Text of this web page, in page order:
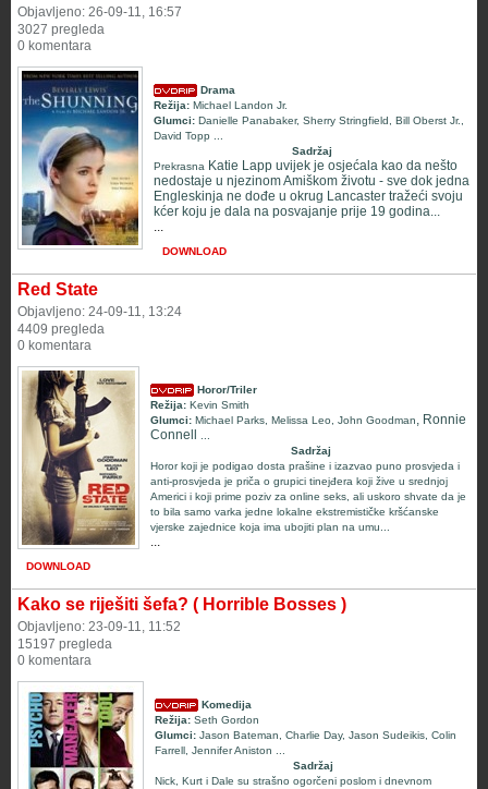
Objavljeno: 26-09-11, 16:57
3027 pregleda
0 komentara
Drama
Režija: Michael Landon Jr.
Glumci: Danielle Panabaker, Sherry Stringfield Bill Oberst Jr.
David Topp
Sadržaj
Prekrasna Katie Lapp uvijek je osjećala kao da nešto
nedostaje u njezinom Amiškom životu - sve dok jedna
Engleskinja ne dođe u okrug Lancaster tražeći svoju
kćer koju je dala na posvajanje prije 19 godina...
...
DOWNLOAD
Red State
Objavljeno: 24-09-11, 13:24
4409 pregleda
0 komentara
Horor/Triler
Režija: Kevin Smith
Glumci: Michael Parks Melissa Leo John Goodman, Ronnie
Connell
Sadržaj
Horor koji je podigao dosta prašine i izazvao puno prosvjeda i
anti-prosvjeda je priča o grupici tinejđera koji žive u srednjoj
Americi i koji prime poziv za online seks, ali uskoro shvate da je
to bila samo varka jedne lokalne ekstremističke kršćanske
vjerske zajednice koja ima ubojiti plan na umu...
...
DOWNLOAD
Kako se riješiti šefa? ( Horrible Bosses )
Objavljeno: 23-09-11, 11:52
15197 pregleda
0 komentara
Komedija
Režija: Seth Gordon
Glumci: Jason Bateman, Charlie Day, Jason Sudeikis, Colin
Farrell, Jennifer Aniston
Sadržaj
Nick, Kurt i Dale su strašno ogorčeni poslom i dnevnom